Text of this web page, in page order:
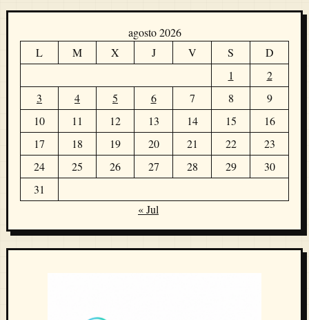
agosto 2026
L
M X J V S
D
1
2
3
4 5 6 7 8
9
10
11 12 13 14 15
16
17
18 19 20 21 22
23
24
25 26 27 28 29
30
31
« Jul